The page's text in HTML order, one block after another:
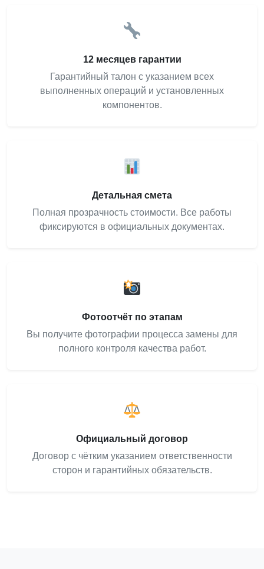
12 месяцев гарантии
Гарантийный талон с указанием всех
выполненных операций и установленных
компонентов.
Детальная смета
Полная прозрачность стоимости. Все работы
фиксируются в официальных документах.
Фотоотчёт по этапам
Вы получите фотографии процесса замены для
полного контроля качества работ.
Официальный договор
Договор с чётким указанием ответственности
сторон и гарантийных обязательств.